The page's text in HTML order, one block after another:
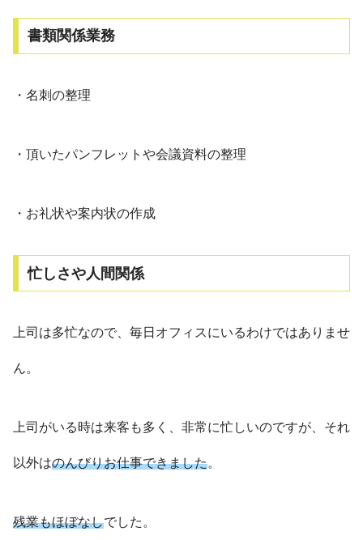
書類関係業務
・名刺の整理
・頂いたパンフレットや会議資料の整理
・お礼状や案内状の作成
忙しさや人間関係
上司は多忙なので、毎日オフィスにいるわけではありませ
ん。
上司がいる時は来客も多く、非常に忙しいのですが、それ
以外はのんびりお仕事できました。
残業もほぼなしでした。